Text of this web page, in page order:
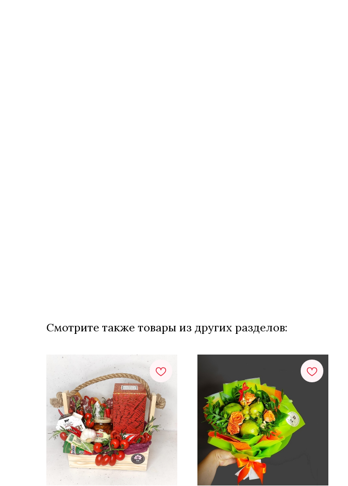
Смотрите также товары из других разделов: